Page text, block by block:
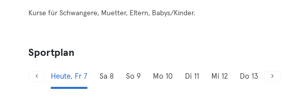
Kurse für Schwangere, Muetter, Eltern, Babys/Kinder.
Sportplan
Heute, Fr 7 Sa 8 So 9 Mo 10 Di 11 Mi 12 Do 13